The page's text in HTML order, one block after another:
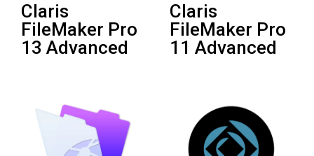
Claris
FileMaker Pro
13 Advanced
Claris
FileMaker Pro
11 Advanced